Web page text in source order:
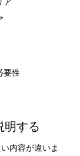
ア
要性
明する
内容が違いま